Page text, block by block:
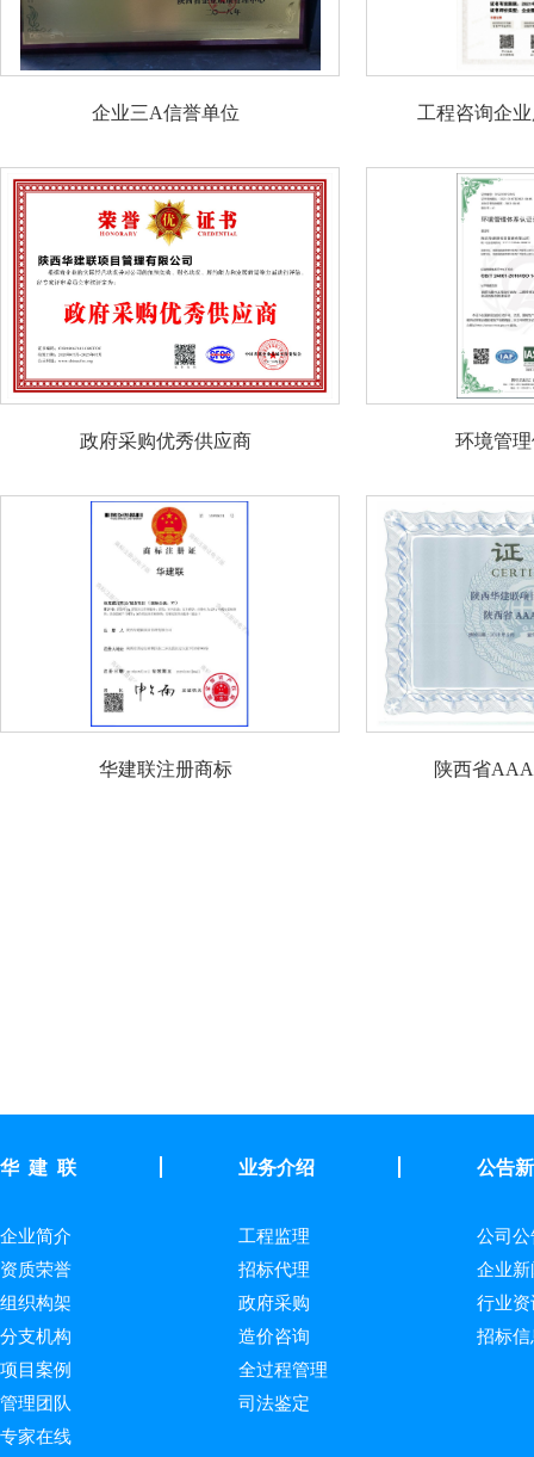
企业三A信誉单位 工程咨询企
政府采购优秀供应商 环境管
华建联注册商标 陕西省
华 建 联
企业简介
资质荣誉
组织构架
分支机构
项目案例
管理团队
专家在线
业务介绍
工程监理
招标代理
政府采购
造价咨询
全过程管理
司法鉴定
公告
公司公
企业新
行业资
招标信